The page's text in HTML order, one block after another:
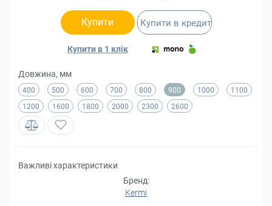
Купити
Купити в 1 клік
Купити в кредит
Довжина, мм
400 500 600 700 800 900 1000
1100
1200
1600 1800 2000 2300 2600
Важливі характеристики
Бренд:
Kermi